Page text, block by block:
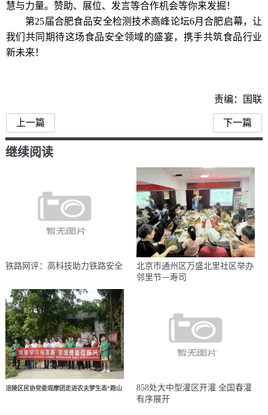
慧与力量。赞助、展位、发言等合作机会等你来发掘！
第25届合肥食品安全检测技术高峰论坛6月合肥启幕，让
我们共同期待这场食品安全领域的盛宴，携手共筑食品行业
新未来！
责编：国联
上一篇 下一篇
继续阅读
铁路网评：高科技助力铁路安全
北京市通州区万盛北里社区举办
邻里节－寿司
涪陵区民协党委观摩团走进农夫梦生态“跑山
858处大中型灌区开灌 全国春灌
有序展开